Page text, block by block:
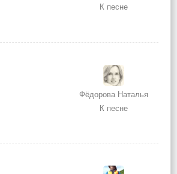
К песне
Фёдорова Наталья
К песне